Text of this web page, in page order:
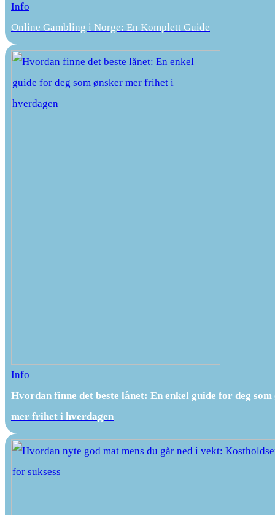
Info
Online Gambling i Norge: En Komplett Guide
Info
Hvordan finne det beste lånet: En enkel guide for deg som
mer frihet i hverdagen